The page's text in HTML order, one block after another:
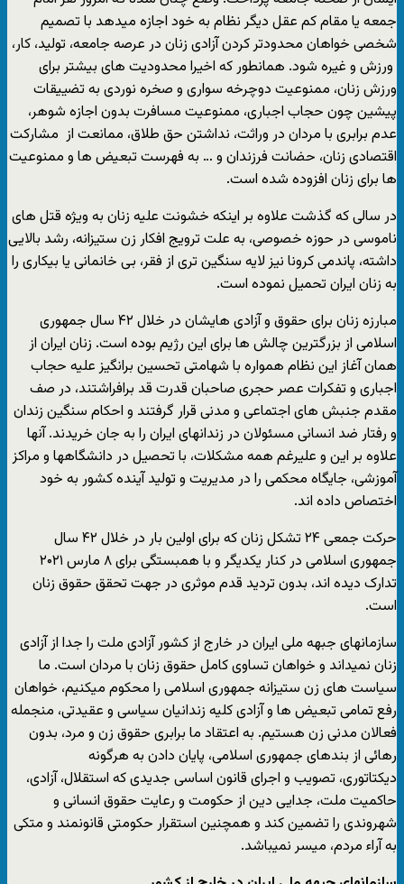
جمعه یا مقام کم عقل دیگر نظام به خود اجازه میدهد با تصمیم
شخصی خواهان محدودتر کردن آزادی زنان در عرصه جامعه، تولید، کار،
ورزش و غیره شود. همانطور که اخیرا محدودیت های بیشتر برای
ورزش زنان، ممنوعیت دوچرخه سواری و صخره نوردی به تضییقات
پیشین چون حجاب اجباری، ممنوعیت مسافرت بدون اجازه شوهر،
عدم برابری با مردان در وراثت، نداشتن حق طلاق، ممانعت از مشارکت
اقتصادی زنان، حضانت فرزندان و … به فهرست تبعیض ها و ممنوعیت
ها برای زنان افزوده شده است.
در سالی که گذشت علاوه بر اینکه خشونت علیه زنان به ویژه قتل های
ناموسی در حوزه خصوصی، به علت ترویج افکار زن ستیزانه، رشد بالایی
داشته، پاندمی کرونا نیز لایه سنگین تری از فقر، بی خانمانی یا بیکاری را
به زنان ایران تحمیل نموده است.
مبارزه زنان برای حقوق و آزادی هایشان در خلال ۴۲ سال جمهوری
اسلامی از بزرگترین چالش ها برای این رژیم بوده است. زنان ایران از
همان آغاز این نظام همواره با شهامتی تحسین برانگیز علیه حجاب
اجباری و تفکرات عصر حجری صاحبان قدرت قد برافراشتند، در صف
مقدم جنبش های اجتماعی و مدنی قرار گرفتند و احکام سنگین زندان
و رفتار ضد انسانی مسئولان در زندانهای ایران را به جان خریدند. آنها
علاوه بر این و علیرغم همه مشکلات، با تحصیل در دانشگاهها و مراکز
آموزشی، جایگاه محکمی را در مدیریت و تولید آینده کشور به خود
اختصاص داده اند.
حرکت جمعی ۲۴ تشکل زنان که برای اولین بار در خلال ۴۲ سال
جمهوری اسلامی در کنار یکدیگر و با همبستگی برای ۸ مارس ۲۰۲۱
تدارک دیده اند، بدون تردید قدم موثری در جهت تحقق حقوق زنان
است.
سازمانهای جبهه ملی ایران در خارج از کشور آزادی ملت را جدا از آزادی
زنان نمیداند و خواهان تساوی کامل حقوق زنان با مردان است. ما
سیاست های زن ستیزانه جمهوری اسلامی را محکوم میکنیم، خواهان
رفع تمامی تبعیض ها و آزادی کلیه زندانیان سیاسی و عقیدتی، منجمله
فعالان مدنی زن هستیم. به اعتقاد ما برابری حقوق زن و مرد، بدون
رهائی از بندهای جمهوری اسلامی، پایان دادن به هرگونه
دیکتاتوری، تصویب و اجرای قانون اساسی جدیدی که استقلال، آزادی،
حاکمیت ملت، جدایی دین از حکومت و رعایت حقوق انسانی و
شهروندی را تضمین کند و همچنین استقرار حکومتی قانونمند و متکی
به آراء مردم، میسر نمیباشد.